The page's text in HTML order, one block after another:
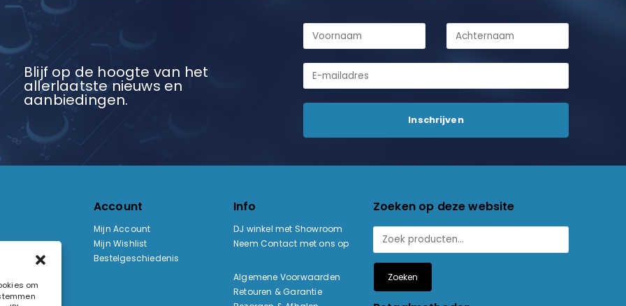
om
Blijf op de hoogte van het
allerlaatste nieuws en
aanbiedingen.
Account
Mijn Account
Mijn Wishlist
Bestelgeschiedenis
Info
DJ winkel met Showroom
Neem Contact met ons op
Algemene Voorwaarden
Retouren & Garantie
Zoeken op deze website
Zoeken